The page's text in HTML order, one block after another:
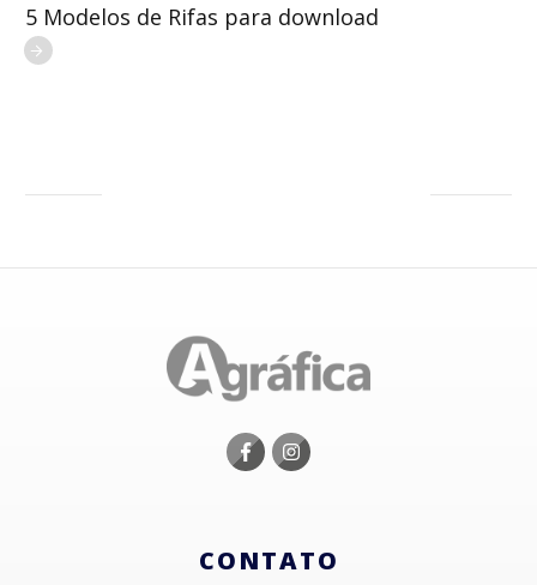
5 Modelos de Rifas para download
CONTATO